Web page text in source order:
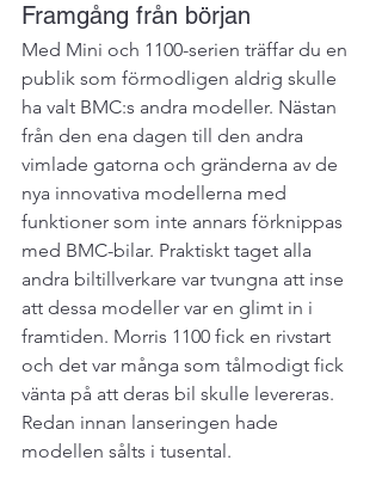
Framgång från början
Med Mini och 1100-serien träffar du en
publik som förmodligen aldrig skulle
ha valt BMC:s andra modeller. Nästan
från den ena dagen till den andra
vimlade gatorna och gränderna av de
nya innovativa modellerna med
funktioner som inte annars förknippas
med BMC-bilar. Praktiskt taget alla
andra biltillverkare var tvungna att inse
att dessa modeller var en glimt in i
framtiden. Morris 1100 fick en rivstart
och det var många som tålmodigt fick
vänta på att deras bil skulle levereras.
Redan innan lanseringen hade
modellen sålts i tusental.